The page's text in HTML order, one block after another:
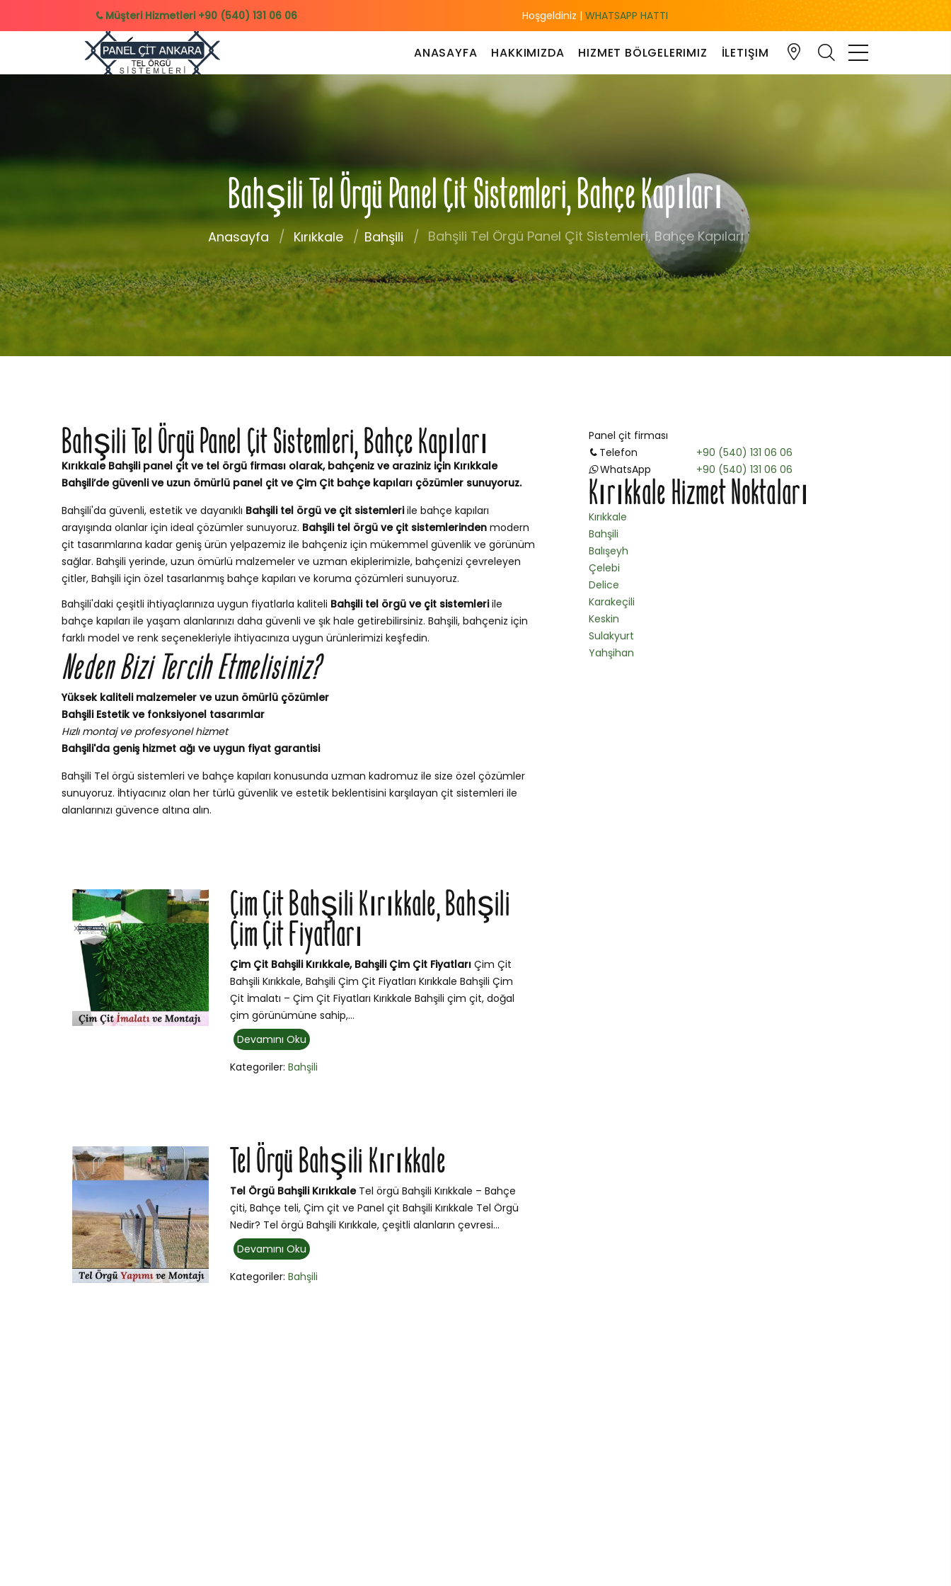
Müşteri Hizmetleri +90 (540) 131 06 06 Hoşgeldiniz | WHATSAPP HATTI
ANASAYFA HAKKIMIZDA HIZMET BÖLGELERIMIZ İLETIŞIM
Bahşili Tel Örgü Panel Çit Sistemleri, Bahçe Kapıları
Anasayfa Kırıkkale Bahşili Bahşili Tel Örgü Panel Çit Sistemleri, Bahçe Kapıları
Panel çit firması
Telefon
+90 (540) 131 06 06
WhatsApp
+90 (540) 131 06 06
Kırıkkale Hizmet Noktaları
Kırıkkale
Bahşili
Balışeyh
Çelebi
Delice
Karakeçili
Keskin
Sulakyurt
Yahşihan
Bahşili Tel Örgü Panel Çit Sistemleri, Bahçe Kapıları
Kırıkkale Bahşili panel çit ve tel örgü firması olarak, bahçeniz ve araziniz için Kırıkkale
Bahşili’de güvenli ve uzun ömürlü panel çit ve Çim Çit bahçe kapıları çözümler sunuyoruz.
Bahşili'da güvenli, estetik ve dayanıklı Bahşili tel örgü ve çit sistemleriile bahçe kapıları
arayışında olanlar için ideal çözümler sunuyoruz. Bahşili tel örgü ve çit sistemlerinden modern
çit tasarımlarına kadar geniş ürün yelpazemiz ile bahçeniz için mükemmel güvenlik ve görünüm
sağlar. Bahşili yerinde, uzun ömürlü malzemeler ve uzman ekiplerimizle, bahçenizi çevreleyen
çitler, Bahşili için özel tasarlanmış bahçe kapıları ve koruma çözümleri sunuyoruz.
Bahşili'daki çeşitli ihtiyaçlarınıza uygun fiyatlarla kaliteli Bahşili tel örgü ve çit sistemleriile
bahçe kapıları ile yaşam alanlarınızı daha güvenli ve şık hale getirebilirsiniz. Bahşili, bahçeniz için
farklı model ve renk seçenekleriyle ihtiyacınıza uygun ürünlerimizi keşfedin.
Neden Bizi Tercih Etmelisiniz?
Yüksek kaliteli malzemeler ve uzun ömürlü çözümler
Bahşili Estetik ve fonksiyonel tasarımlar
Hızlı montaj ve profesyonel hizmet
Bahşili'da geniş hizmet ağı ve uygun fiyat garantisi
Bahşili Tel örgü sistemleri ve bahçe kapıları konusunda uzman kadromuz ile size özel çözümler
sunuyoruz. İhtiyacınız olan her türlü güvenlik ve estetik beklentisini karşılayan çit sistemleri ile
alanlarınızı güvence altına alın.
Çim Çit Bahşili Kırıkkale, Bahşili
Çim Çit Fiyatları
Çim Çit Bahşili Kırıkkale, Bahşili Çim Çit Fiyatları Çim Çit
Bahşili Kırıkkale, Bahşili Çim Çit Fiyatları Kırıkkale Bahşili Çim
Çit İmalatı – Çim Çit Fiyatları Kırıkkale Bahşili çim çit, doğal
çim görünümüne sahip,...
Devamını Oku
Kategoriler:Bahşili
Tel Örgü Bahşili Kırıkkale
Tel Örgü Bahşili KırıkkaleTel örgü Bahşili Kırıkkale – Bahçe
çiti, Bahçe teli, Çim çit ve Panel çit Bahşili Kırıkkale Tel Örgü
Nedir? Tel örgü Bahşili Kırıkkale, çeşitli alanların çevresi...
Devamını Oku
Kategoriler:Bahşili